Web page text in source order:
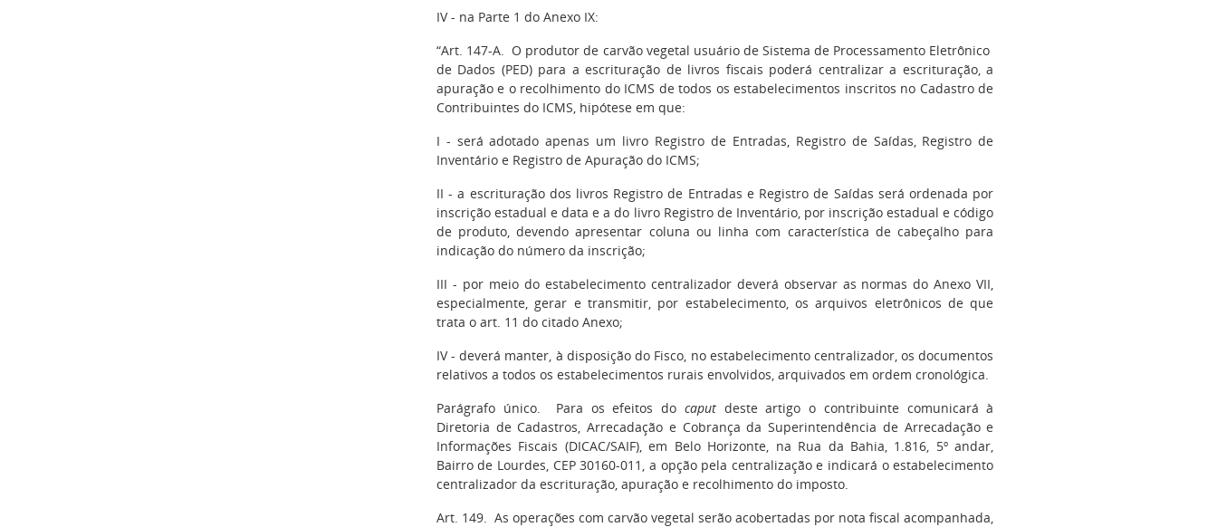
IV - na Parte 1 do Anexo IX:
“Art. 147-A. O produtor de carvão vegetal usuário de Sistema de Processamento Eletrônico
de Dados (PED) para a escrituração de livros fiscais poderá centralizar a escrituração, a
apuração e o recolhimento do ICMS de todos os estabelecimentos inscritos no Cadastro de
Contribuintes do ICMS, hipótese em que:
I - será adotado apenas um livro Registro de Entradas, Registro de Saídas, Registro de
Inventário e Registro de Apuração do ICMS;
II - a escrituração dos livros Registro de Entradas e Registro de Saídas será ordenada por
inscrição estadual e data e a do livro Registro de Inventário, por inscrição estadual e código
de produto, devendo apresentar coluna ou linha com característica de cabeçalho para
indicação do número da inscrição;
III - por meio do estabelecimento centralizador deverá observar as normas doAnexo VII,
especialmente, gerar e transmitir, por estabelecimento, os arquivos eletrônicos de que
trata o art. 11 do citado Anexo;
IV - deverá manter, à disposição do Fisco, no estabelecimento centralizador, os documentos
relativos a todos os estabelecimentos rurais envolvidos, arquivados em ordem cronológica.
Parágrafo único. Para os efeitos do caputdeste artigo o contribuinte comunicará à
Diretoria de Cadastros, Arrecadação e Cobrança da Superintendência de Arrecadação e
Informações Fiscais (DICAC/SAIF), em Belo Horizonte, na Rua da Bahia, 1.816, 5º andar,
Bairro de Lourdes, CEP 30160-011, a opção pela centralização e indicará o estabelecimento
centralizador da escrituração, apuração e recolhimento do imposto.
Art. 149. As operações com carvão vegetal serão acobertadas por nota fiscal acompanhada,